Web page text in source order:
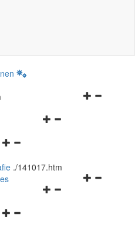
Navigationsmenü
Navigationsmenü
und
schließen
./141017.htm
Navigationsmenü
Navigationsmenü